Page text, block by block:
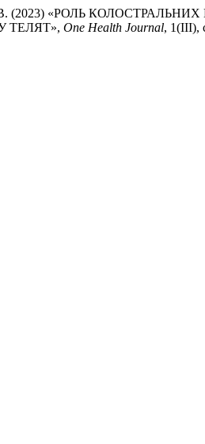
В. (2023) «РОЛЬ
ТЕЛЯТ», One Health Journal, 1(III),